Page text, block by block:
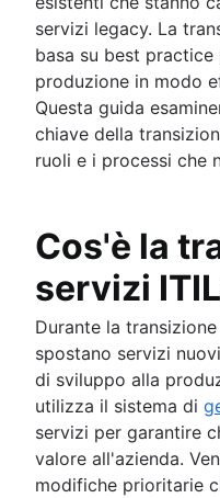
Come
Esempi di
Best
Report
Riunione
Timeline
I 5 perché
Pubblico
Risposta
Analisi
Generatore di
Glossario
Scarica il
The State of
The State of
Compliance
Compliance
Strategie di
I 9 migliori
Piattaforme di
Flusso di
Checklist di
Servizio di
Software di
Strumenti di
Automazione
Miglioramento
Governance
Modello di
umane
Gestione
Automazione
umane
Operazioni IT
Panoramica
Gestione
Infrastruttura
Gestione delle
Panoramica
Infrastruttura
IT Governance
servizi legacy. La
basa su best
produzione in modo
Questa guida
chiave della
ruoli e i processi che
Cos'è la
servizi
Durante la
spostano servizi
di sviluppo alla
utilizza il sistema di
servizi per garantire
valore all'azienda.
modifiche prioritarie